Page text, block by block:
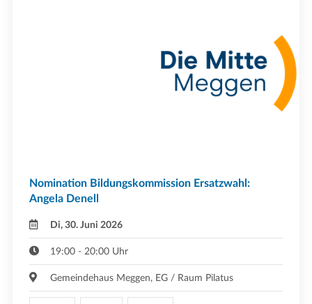
Nomination Bildungskommission Ersatzwahl:
Angela Denell
Di, 30. Juni 2026
19:00 - 20:00 Uhr
Gemeindehaus Meggen, EG / Raum Pilatus